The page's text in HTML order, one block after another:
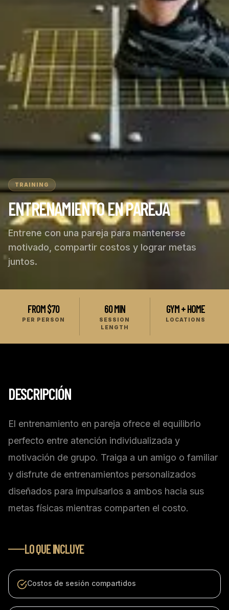
TRAINING
ENTRENAMIENTO EN PAREJA
Entrene con una pareja para mantenerse
motivado, compartir costos y lograr metas
juntos.
FROM $70
PER PERSON
60 MIN
SESSION
LENGTH
GYM + HOME
LOCATIONS
DESCRIPCIÓN
El entrenamiento en pareja ofrece el equilibrio
perfecto entre atención individualizada y
motivación de grupo. Traiga a un amigo o familiar
y disfrute de entrenamientos personalizados
diseñados para impulsarlos a ambos hacia sus
metas físicas mientras comparten el costo.
LO QUE INCLUYE
Costos de sesión compartidos